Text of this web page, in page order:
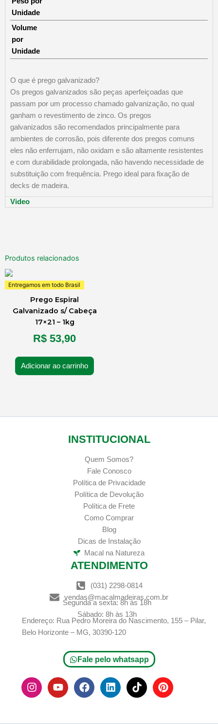
Unidade
Volume
por
Unidade
O que é prego galvanizado?
Os pregos galvanizados são peças aperfeiçoadas que
passam por um processo chamado galvanização, no qual
ganham o revestimento de zinco. Os pregos
galvanizados são recomendados principalmente para
ambientes de corrosão, pois diferente dos pregos comuns
eles não enferrujam, não oxidam e são altamente resistentes
e com durabilidade prolongada, não havendo necessidade de
substituição com frequência. Prego ideal para fixação de
decks de madeira.
Video
Produtos relacionados
Entregamos em todo Brasil
Prego Espiral
Galvanizado s/ Cabeça
17×21 – 1kg
R$ 53,90
Adicionar ao carrinho
INSTITUCIONAL
Quem Somos?
Fale Conosco
Política de Privacidade
Política de Devolução
Política de Frete
Como Comprar
Blog
Dicas de Instalação
Macal na Natureza
ATENDIMENTO
(031) 2298-0814
vendas@macalmadeiras.com.br
Segunda a sexta: 8h às 18h
Sábado: 8h às 13h
Endereço: Rua Pedro Moreira do Nascimento, 155 – Pilar,
Belo Horizonte – MG, 30390-120
Fale pelo whatsapp
I
n
s
Y
o
u
F
a
c
L
i
n
T
i
k
P
i
n